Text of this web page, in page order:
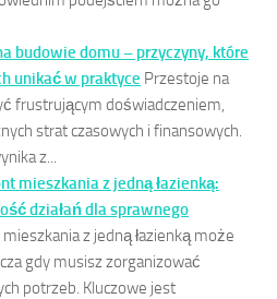
budowie domu – przyczyny, które
unikać w praktyce Przestoje na
frustrującym doświadczeniem,
strat czasowych i finansowych.
z...
mieszkania z jedną łazienką:
działań dla sprawnego
z jedną łazienką może
gdy musisz zorganizować
potrzeb. Kluczowe jest